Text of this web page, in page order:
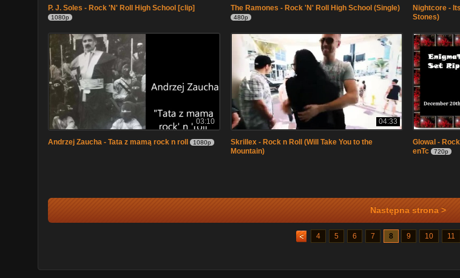
P. J. Soles - Rock 'N' Roll High School [clip]
1080p
The Ramones - Rock 'N' Roll High School (Single)
480p
Nightcore -
Stones)
03:10
Andrzej Zaucha - Tata z mamą rock n roll 1080p
04:33
Skrillex - Rock n Roll (Will Take You to the
Mountain)
Glowal -
enTc
720p
Następna strona >
4 5 6 7 8 9 10 11